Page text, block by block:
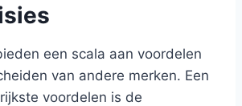
een scala aan voordelen
van andere merken. Een
voordelen is de